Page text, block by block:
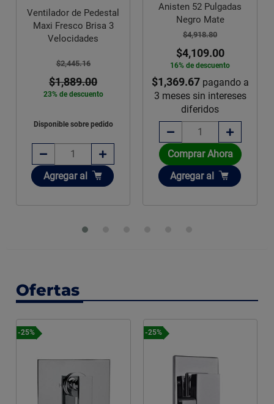
Ventilador de Pedestal
Maxi Fresco Brisa 3
Velocidades
$2,445.16
$1,889.00
23% de descuento
Disponible sobre pedido
Añadir
Agregar al
Anisten 52 Pulgadas
Negro Mate
$4,918.80
$4,109.00
16% de descuento
$1,369.67pagando a
3 meses sin intereses
diferidos
Comprar Ahora
Añadir
Agregar al
Ofertas
-25% -25%